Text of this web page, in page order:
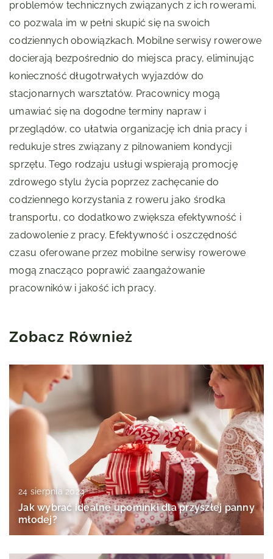
problemów technicznych związanych z ich rowerami,
co pozwala im w pełni skupić się na swoich
codziennych obowiązkach. Mobilne serwisy rowerowe
docierają bezpośrednio do miejsca pracy, eliminując
konieczność długotrwałych wyjazdów do
stacjonarnych warsztatów. Pracownicy mogą
umawiać się na dogodne terminy napraw i
przeglądów, co ułatwia organizację ich dnia pracy i
redukuje stres związany z pilnowaniem kondycji
sprzętu. Tego rodzaju usługi wspierają promocję
zdrowego stylu życia poprzez zachęcanie do
codziennego korzystania z roweru jako środka
transportu, co dodatkowo zwiększa efektywność i
zadowolenie z pracy. Efektywność i oszczędność
czasu oferowane przez mobilne serwisy rowerowe
mogą znacząco poprawić zaangażowanie
pracowników i jakość ich pracy.
Zobacz Również
24 sierpnia 2024
Jak wybrać idealne upominki dla przyszłej panny
młodej?